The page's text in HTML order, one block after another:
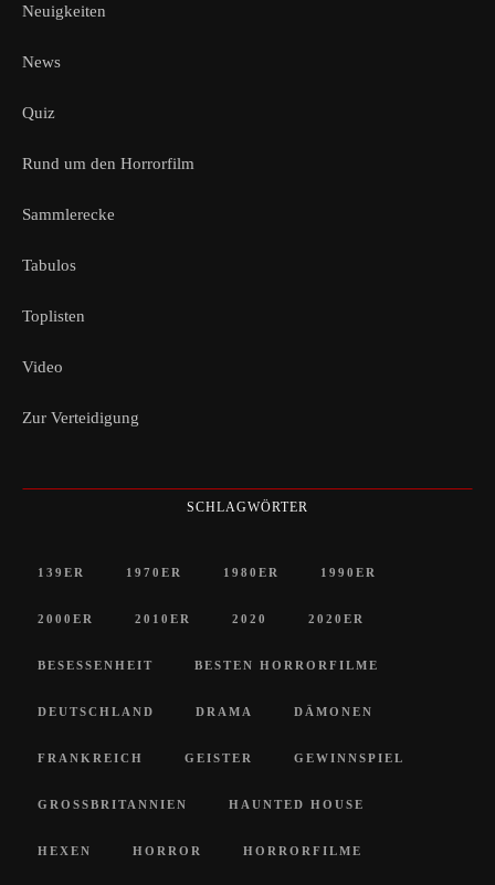
Neuigkeiten
News
Quiz
Rund um den Horrorfilm
Sammlerecke
Tabulos
Toplisten
Video
Zur Verteidigung
SCHLAGWÖRTER
139ER 1970ER 1980ER 1990ER
2000ER 2010ER 2020 2020ER
BESESSENHEIT BESTEN HORRORFILME
DEUTSCHLAND DRAMA DÄMONEN
FRANKREICH GEISTER GEWINNSPIEL
GROSSBRITANNIEN HAUNTED HOUSE
HEXEN HORROR HORRORFILME